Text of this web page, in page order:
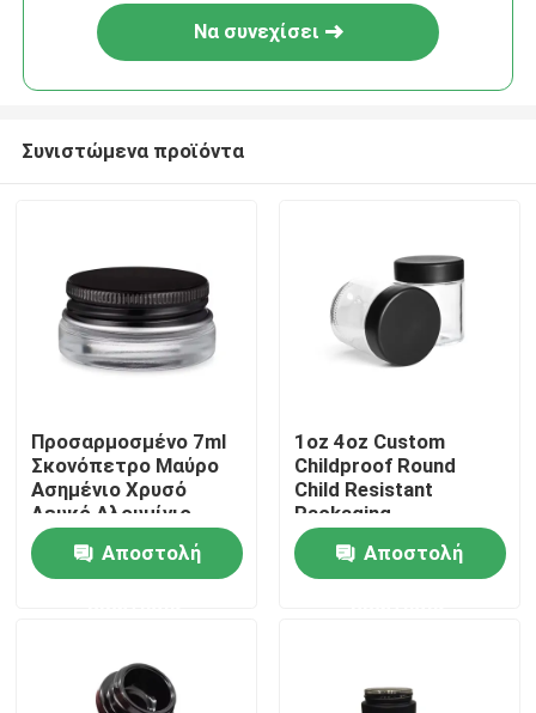
Προϊόντα
Να συνεχίσει
Συνιστώμενα προϊόντα
Προσαρμοσμένο 7ml
Σκονόπετρο Μαύρο
Ασημένιο Χρυσό
Λευκό Αλουμίνιο
Κεπάκι γυάλινο
δοχείο
συγκέντρωσης
Αποστολή
1oz 4oz Custom
Childproof Round
Child Resistant
Packaging
Οσφρητικό δοχείο
Παιδικής Ασφάλειας
γυάλινο βάζο με
Αποστολή